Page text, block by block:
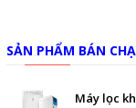
SẢN PHẨM BÁN
Máy lọc